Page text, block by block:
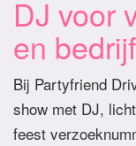
DJ voor
en bedrijf
Bij Partyfriend
show met DJ,
feest